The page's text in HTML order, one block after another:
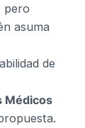
pero
asuma
de
Médicos